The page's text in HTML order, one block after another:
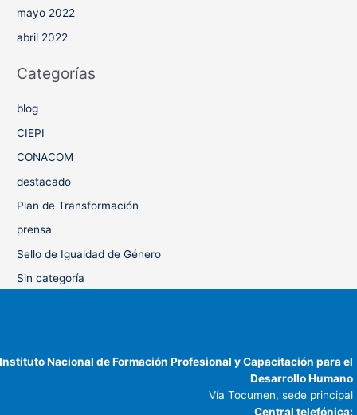
mayo 2022
abril 2022
Categorías
blog
CIEPI
CONACOM
destacado
Plan de Transformación
prensa
Sello de Igualdad de Género
Sin categoría
Instituto Nacional de Formación Profesional y Capacitación para el
Desarrollo Humano
Vía Tocumen, sede principal
Central telefónica: